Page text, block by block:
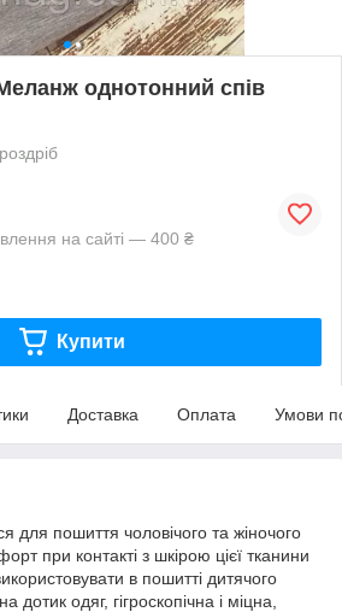
однотонний спів
на сайті — 400 ₴
Купити
Доставка Оплата Умови
для пошиття чоловічого та жіночого
при контакті з шкірою цієї тканини
в пошитті дитячого
одяг, гігроскопічна і міцна,